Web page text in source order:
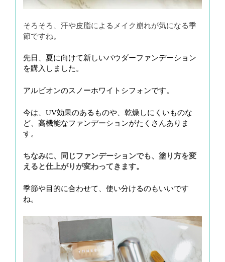
そろそろ、汗や皮脂によるメイク崩れが気になる季
節ですね。
先日、夏に向けて新しいパウダーファンデーション
を購入しました。
アルビオンのスノーホワイトシフォンです。
今は、UV効果のあるものや、乾燥しにくいものな
ど、高機能なファンデーションがたくさんありま
す。
ちなみに、同じファンデーションでも、塗り方を変
えると仕上がりが変わってきます。
季節や目的に合わせて、使い分けるのもいいです
ね。